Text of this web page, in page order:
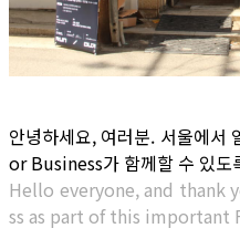
안녕하세요, 여러분. 서울에서
or Business가 함께할 수 있도
Hello everyone, and thank
ss as part of this important